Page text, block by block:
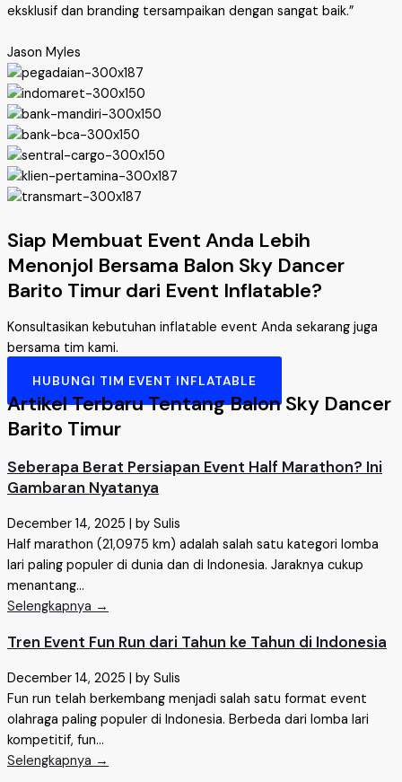
eksklusif dan branding tersampaikan dengan sangat baik.”
Jason Myles
Siap Membuat Event Anda Lebih
Menonjol Bersama Balon Sky Dancer
Barito Timur dari Event Inflatable?
Konsultasikan kebutuhan inflatable event Anda sekarang juga
bersama tim kami.
HUBUNGI TIM EVENT INFLATABLE
Artikel Terbaru Tentang Balon Sky Dancer
Barito Timur
Seberapa Berat Persiapan Event Half Marathon? Ini
Gambaran Nyatanya
December 14, 2025
by Sulis
Half marathon (21,0975 km) adalah salah satu kategori lomba
lari paling populer di dunia dan di Indonesia. Jaraknya cukup
menantang...
Selengkapnya →
Tren Event Fun Run dari Tahun ke Tahun di Indonesia
December 14, 2025
by Sulis
Fun run telah berkembang menjadi salah satu format event
olahraga paling populer di Indonesia. Berbeda dari lomba lari
kompetitif, fun...
Selengkapnya →